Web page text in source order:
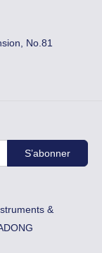
No.81
S’abonner
&